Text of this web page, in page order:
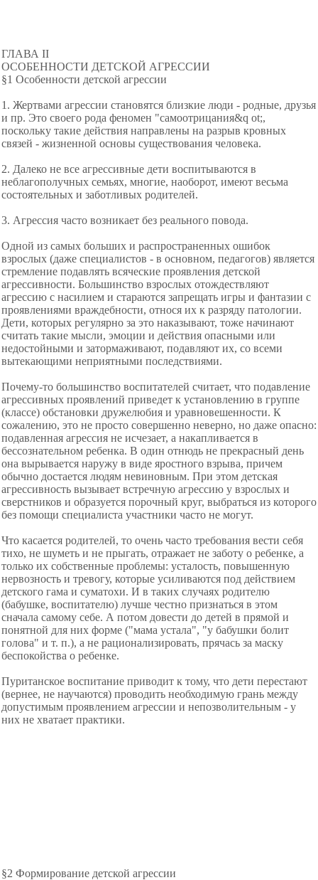
ГЛАВА II
ОСОБЕННОСТИ ДЕТСКОЙ АГРЕССИИ
§1 Особенности детской агрессии
1. Жертвами агрессии становятся близкие люди - родные, друзья
и пр. Это своего рода феномен "самоотрицания&q ot;,
поскольку такие действия направлены на разрыв кровных
связей - жизненной основы существования человека.
2. Далеко не все агрессивные дети воспитываются в
неблагополучных семьях, многие, наоборот, имеют весьма
состоятельных и заботливых родителей.
3. Агрессия часто возникает без реального повода.
Одной из самых больших и распространенных ошибок
взрослых (даже специалистов - в основном, педагогов) является
стремление подавлять всяческие проявления детской
агрессивности. Большинство взрослых отождествляют
агрессию с насилием и стараются запрещать игры и фантазии с
проявлениями враждебности, относя их к разряду патологии.
Дети, которых регулярно за это наказывают, тоже начинают
считать такие мысли, эмоции и действия опасными или
недостойными и затормаживают, подавляют их, со всеми
вытекающими неприятными последствиями.
Почему-то большинство воспитателей считает, что подавление
агрессивных проявлений приведет к установлению в группе
(классе) обстановки дружелюбия и уравновешенности. К
сожалению, это не просто совершенно неверно, но даже опасно:
подавленная агрессия не исчезает, а накапливается в
бессознательном ребенка. В один отнюдь не прекрасный день
она вырывается наружу в виде яростного взрыва, причем
обычно достается людям невиновным. При этом детская
агрессивность вызывает встречную агрессию у взрослых и
сверстников и образуется порочный круг, выбраться из которого
без помощи специалиста участники часто не могут.
Что касается родителей, то очень часто требования вести себя
тихо, не шуметь и не прыгать, отражает не заботу о ребенке, а
только их собственные проблемы: усталость, повышенную
нервозность и тревогу, которые усиливаются под действием
детского гама и суматохи. И в таких случаях родителю
(бабушке, воспитателю) лучше честно признаться в этом
сначала самому себе. А потом довести до детей в прямой и
понятной для них форме ("мама устала", "у бабушки болит
голова" и т. п.), а не рационализировать, прячась за маску
беспокойства о ребенке.
Пуританское воспитание приводит к тому, что дети перестают
(вернее, не научаются) проводить необходимую грань между
допустимым проявлением агрессии и непозволительным - у
них не хватает практики.
§2 Формирование детской агрессии